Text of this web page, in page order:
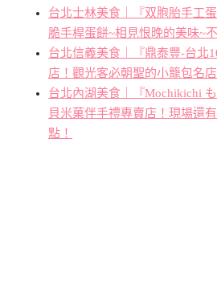
台北士林美食｜『双胞胎手工
脆手桿蛋餅~相見恨晚的美味~
台北信義美食｜『鼎泰豐-台北
店！觀光客必朝聖的小籠包名
台北內湖美食｜『Mochikichi
貝米菓伴手禮專賣店！現場還
點！